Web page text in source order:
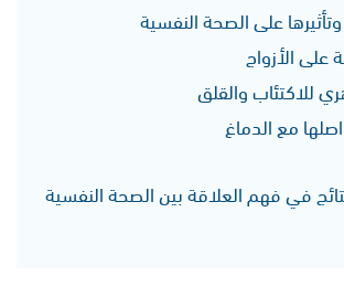
وتأثيرها على الصحة النفسية
على الأزواج
للاكتئاب والقلق
مع الدماغ
في فهم العلاقة بين الصحة النفسية